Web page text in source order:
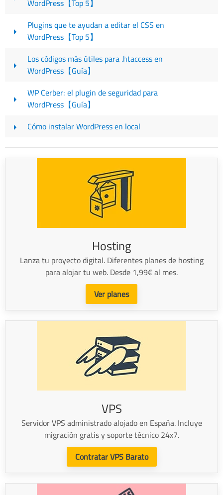
WordPress【Top 5】
Plugins que te ayudan a editar el CSS en
WordPress【Top 5】
Los códigos más útiles para .htaccess en
WordPress【Guía】
WP Cerber: el plugin de seguridad para
WordPress【Guía】
Cómo instalar WordPress en local
Hosting
Lanza tu proyecto digital. Diferentes planes de hosting
para alojar tu web. Desde 1,99€ al mes.
Ver planes
VPS
Servidor VPS administrado alojado en España. Incluye
migración gratis y soporte técnico 24x7.
Contratar VPS Barato